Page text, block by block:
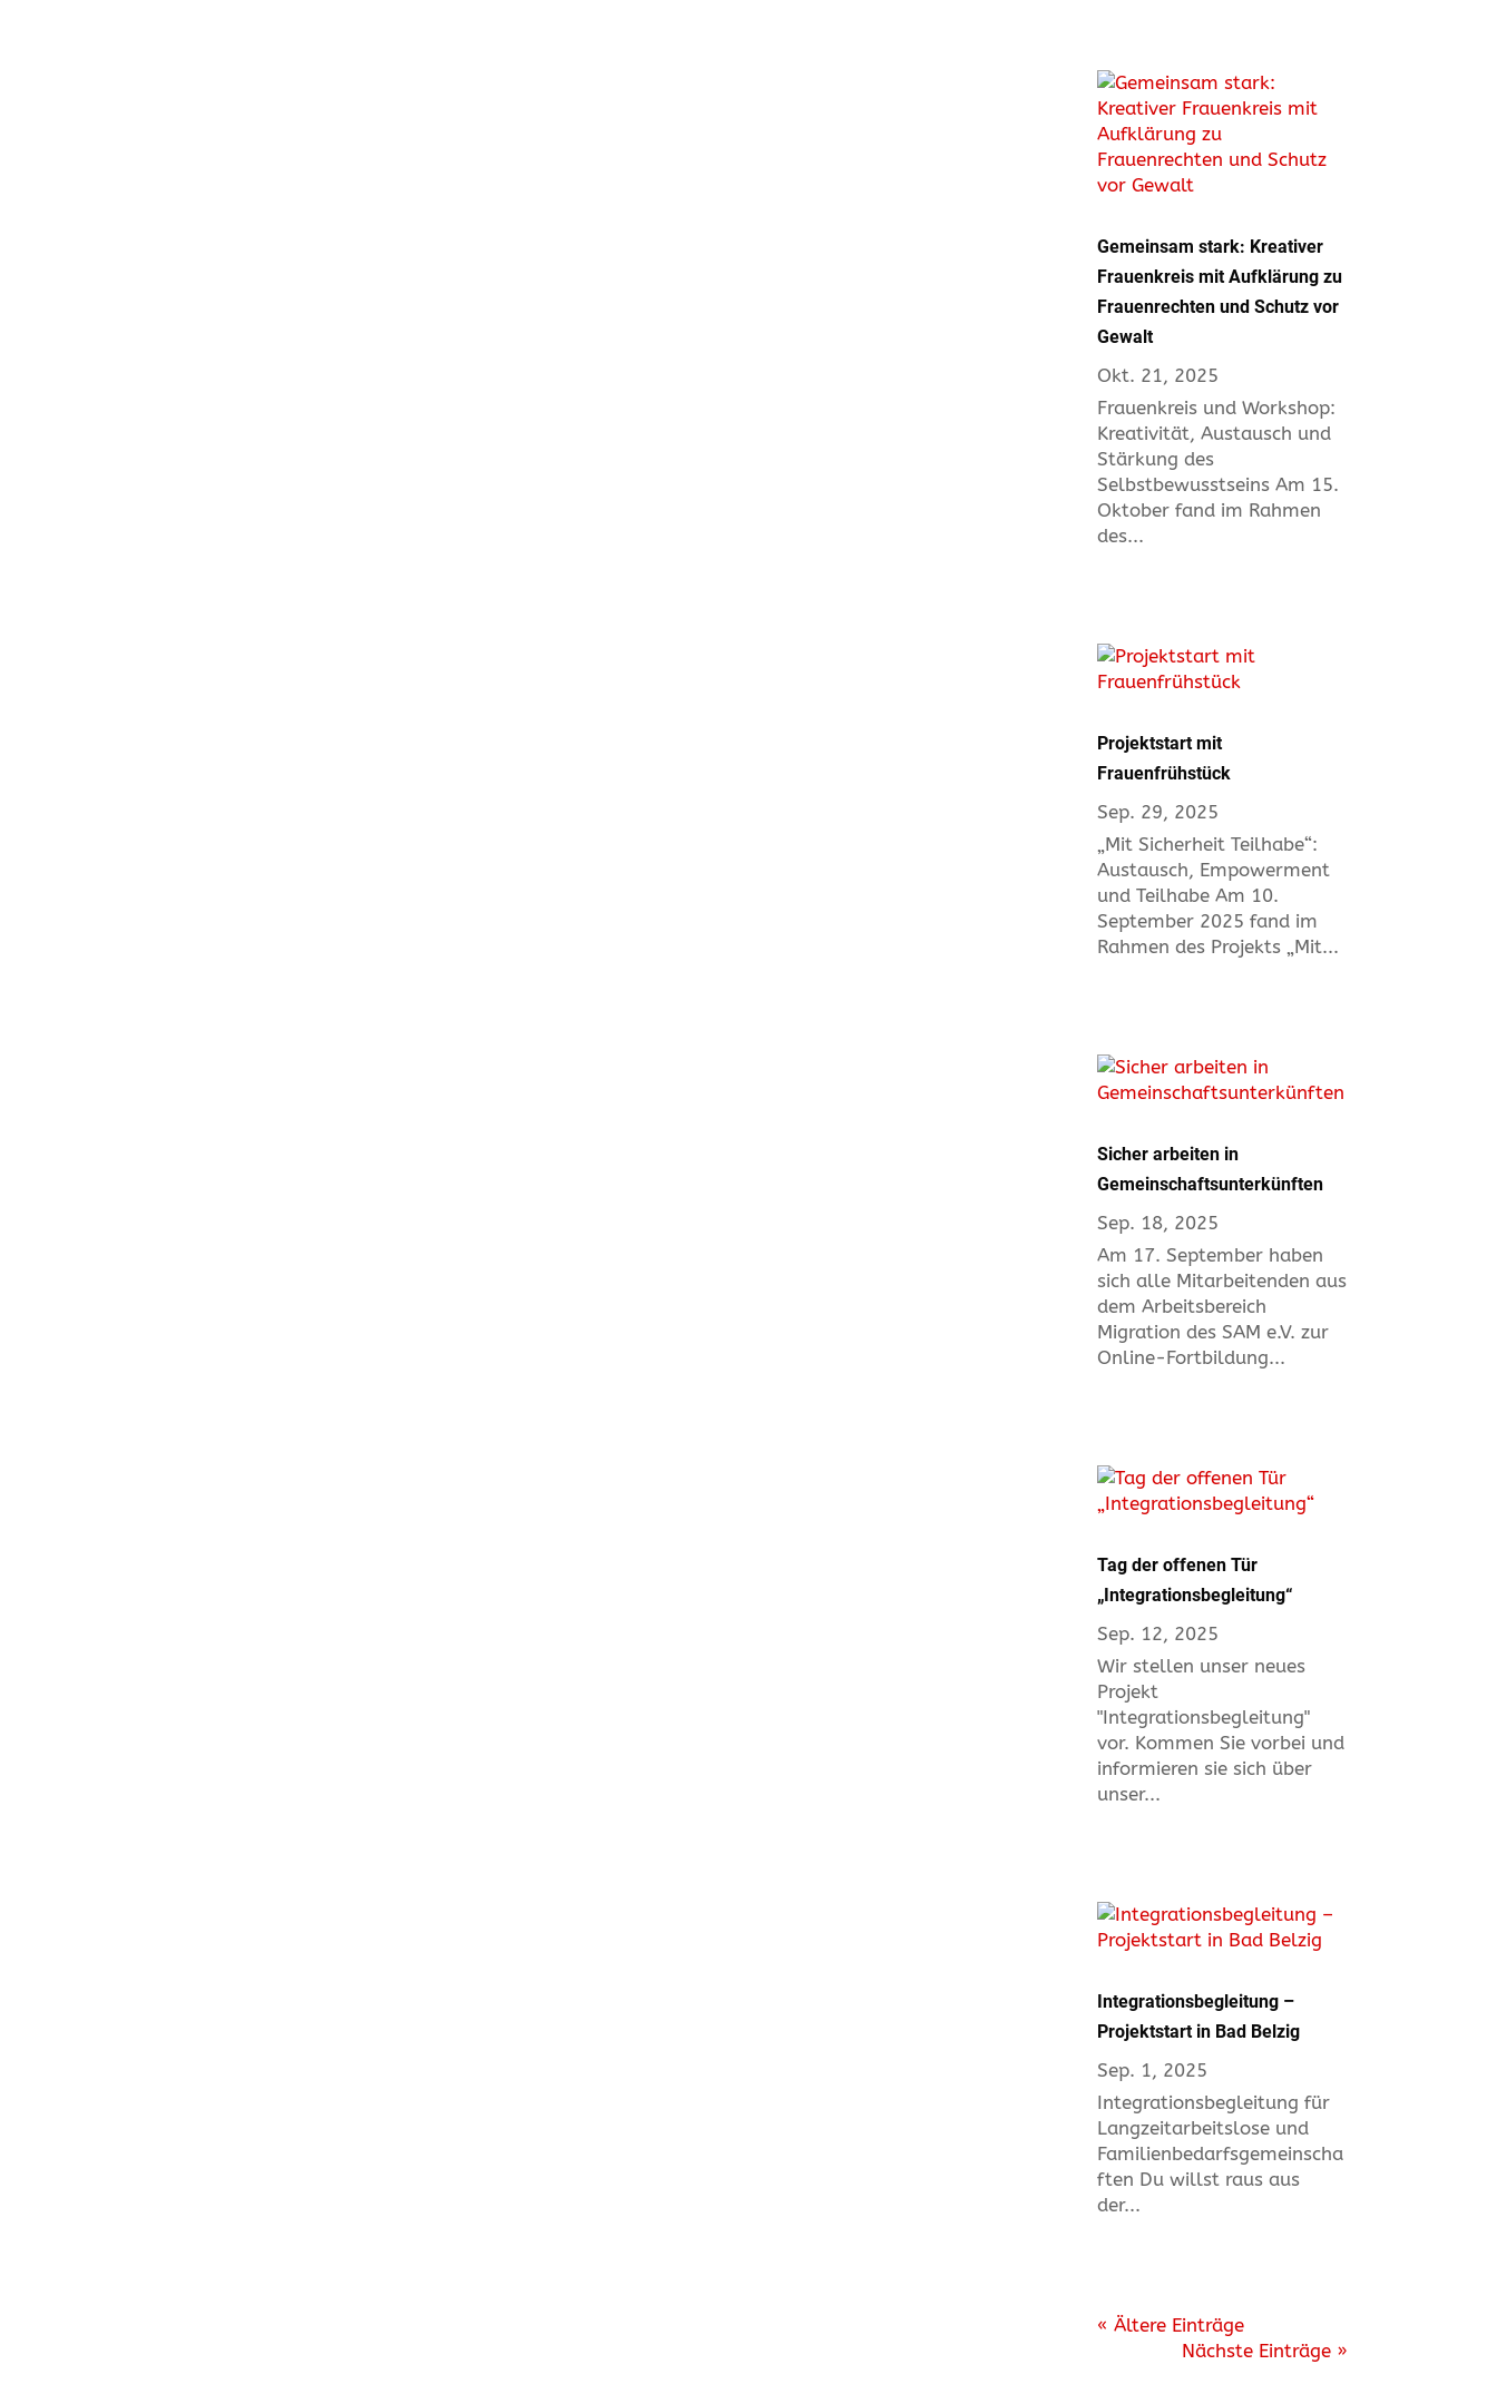
Gemeinsam stark: Kreativer
Frauenkreis mit Aufklärung zu
Frauenrechten und Schutz vor
Gewalt
Okt. 21, 2025
Frauenkreis und Workshop:
Kreativität, Austausch und
Stärkung des
Selbstbewusstseins Am 15.
Oktober fand im Rahmen
des...
Projektstart mit
Frauenfrühstück
Sep. 29, 2025
„Mit Sicherheit Teilhabe“:
Austausch, Empowerment
und Teilhabe Am 10.
September 2025 fand im
Rahmen des Projekts „Mit...
Sicher arbeiten in
Gemeinschaftsunterkünften
Sep. 18, 2025
Am 17. September haben
sich alle Mitarbeitenden aus
dem Arbeitsbereich
Migration des SAM e.V. zur
Online-Fortbildung...
Tag der offenen Tür
„Integrationsbegleitung“
Sep. 12, 2025
Wir stellen unser neues
Projekt
"Integrationsbegleitung"
vor. Kommen Sie vorbei und
informieren sie sich über
unser...
Integrationsbegleitung –
Projektstart in Bad Belzig
Sep. 1, 2025
Integrationsbegleitung für
Langzeitarbeitslose und
Familienbedarfsgemeinscha
ften Du willst raus aus
der...
« Ältere Einträge
Nächste Einträge »